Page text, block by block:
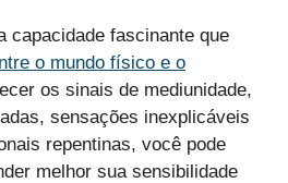
capacidade fascinante que
o mundo físico e o
os sinais de mediunidade,
sensações inexplicáveis
repentinas, você pode
melhor sua sensibilidade